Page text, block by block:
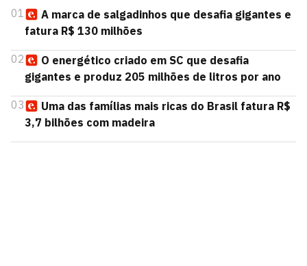
01
A marca de salgadinhos que desafia gigantes e
fatura R$ 130 milhões
02
O energético criado em SC que desafia
gigantes e produz 205 milhões de litros por ano
03
Uma das famílias mais ricas do Brasil fatura R$
3,7 bilhões com madeira